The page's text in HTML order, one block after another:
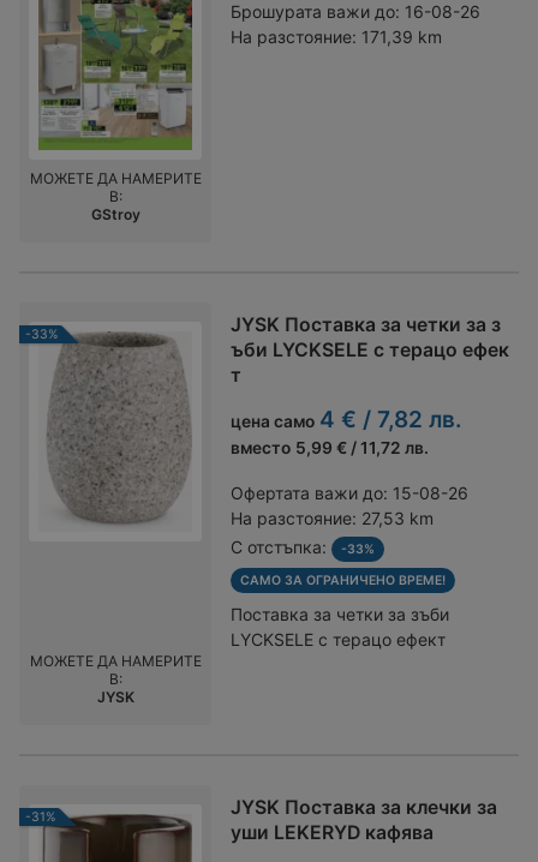
Брошурата важи до: 16-08-26
На разстояние: 171,39 km
МОЖЕТЕ ДА НАМЕРИТЕ
В:
GStroy
-33%
JYSK Поставка за четки за з
ъби LYCKSELE с терацо ефек
т
цена само 4 € / 7,82 лв.
вместо 5,99 € / 11,72 лв.
Офертата важи до: 15-08-26
На разстояние: 27,53 km
С отстъпка:
-33%
САМО ЗА ОГРАНИЧЕНО ВРЕМЕ!
Поставка за четки за зъби
LYCKSELE с терацо ефект
МОЖЕТЕ ДА НАМЕРИТЕ
В:
JYSK
-31%
JYSK Поставка за клечки за
уши LEKERYD кафява